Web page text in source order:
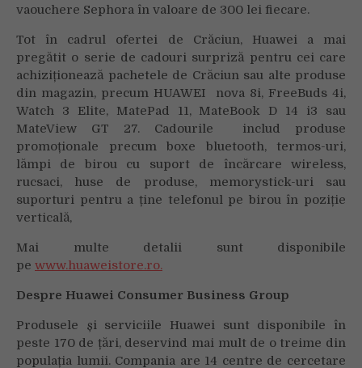
vaouchere Sephora în valoare de 300 lei fiecare.
Tot în cadrul ofertei de Crăciun, Huawei a mai
pregătit o serie de cadouri surpriză pentru cei care
achiziționează pachetele de Crăciun sau alte produse
din magazin, precum HUAWEI nova 8i, FreeBuds 4i,
Watch 3 Elite, MatePad 11, MateBook D 14 i3 sau
MateView GT 27. Cadourile includ produse
promoționale precum boxe bluetooth, termos-uri,
lămpi de birou cu suport de încărcare wireless,
rucsaci, huse de produse, memorystick-uri sau
suporturi pentru a ține telefonul pe birou în poziție
verticală,
Mai multe detalii sunt disponibile
pe www.huaweistore.ro.
Despre Huawei Consumer Business Group
Produsele și serviciile Huawei sunt disponibile în
peste 170 de țări, deservind mai mult de o treime din
populația lumii. Compania are 14 centre de cercetare